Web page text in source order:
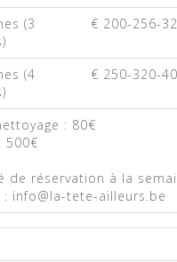
(3
€ 200-256-
(4
€ 250-320-
: 80€
500€
de réservation à la
: info@la-tete-ailleurs.be